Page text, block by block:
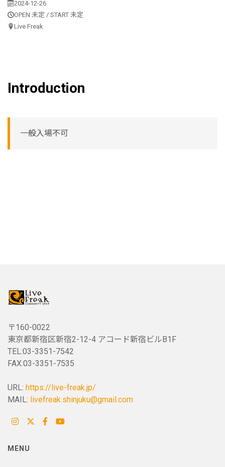
2024-12-26
OPEN 未定 / START 未定
Live Freak
Introduction
一般入場不可
〒160-0022
東京都新宿区新宿2-12-4 アコード新宿ビルB1F
TEL:03-3351-7542
FAX:03-3351-7535
URL: https://live-freak.jp/
MAIL: livefreak.shinjuku@gmail.com
MENU